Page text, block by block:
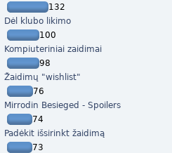
132
Dėl klubo likimo
100
Kompiuteriniai zaidimai
98
Žaidimų "wishlist"
76
Mirrodin Besieged - Spoilers
74
Padėkit išsirinkt žaidimą
73